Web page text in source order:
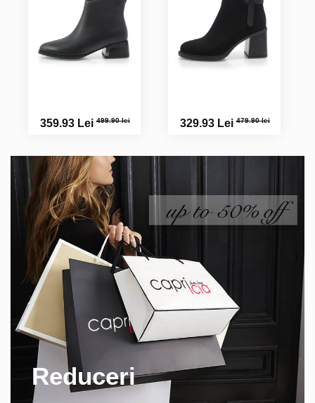
359.93 Lei499.90 lei 329.93 Lei479.90 lei
Reduceri